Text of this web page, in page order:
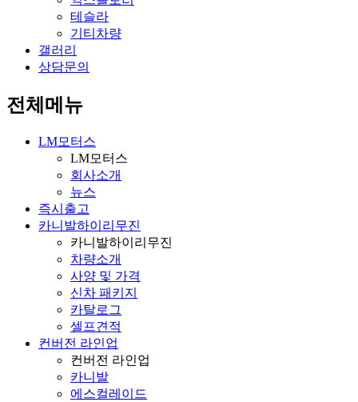
테슬라
기티차량
갤러리
상담문의
전체메뉴
LM모터스
LM모터스
회사소개
뉴스
즉시출고
카니발하이리무진
카니발하이리무진
차량소개
사양 및 가격
신차 패키지
카탈로그
셀프견적
컨버전 라인업
컨버전 라인업
카니발
에스컬레이드